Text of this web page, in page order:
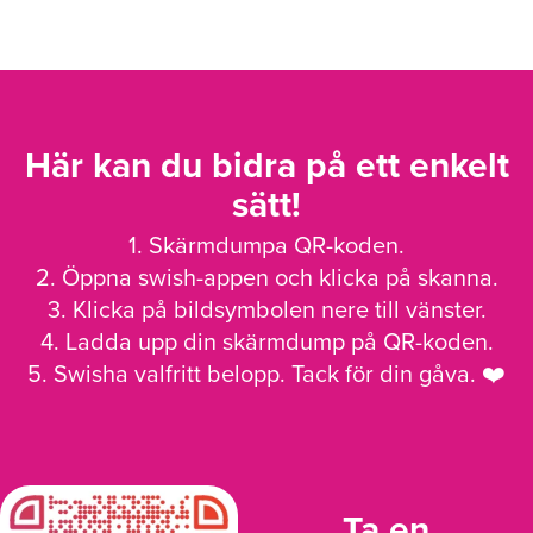
Här kan du bidra på ett enkelt
sätt!
1. Skärmdumpa QR-koden.
2. Öppna swish-appen och klicka på skanna.
3. Klicka på bildsymbolen nere till vänster.
4. Ladda upp din skärmdump på QR-koden.
5. Swisha valfritt belopp. Tack för din gåva. ❤️